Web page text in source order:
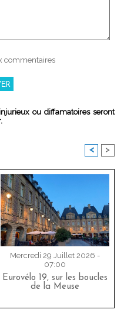
commentaires
ou diffamatoires seront
< >
Mercredi 29 Juillet 2026 -
07:00
Eurovélo 19, sur les boucles
de la Meuse